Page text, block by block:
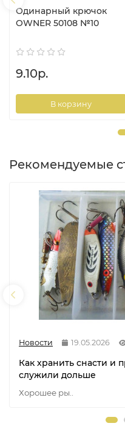
Одинарный крючок
OWNER 50108 №10
9.10р.
В корзину
Рекомендуемые
Новости 19.05.2026
Как хранить снасти и
служили дольше
Хорошее ры..